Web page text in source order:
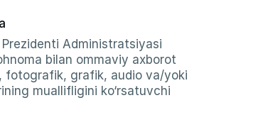
Administratsiyasi
bilan ommaviy axborot
fotografik, grafik, audio va/yoki
muallifligini ko‘rsatuvchi